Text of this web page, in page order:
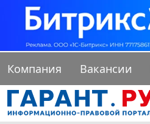
Компания Вакансии